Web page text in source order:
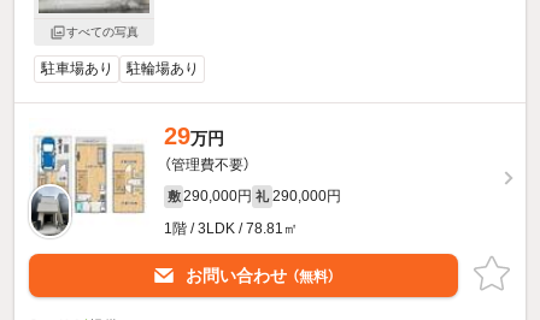
すべての写真
駐車場あり 駐輪場あり
29万円
（管理費不要）
敷 290,000円 礼 290,000円
1階 / 3LDK / 78.81㎡
お問い合わせ （無料）